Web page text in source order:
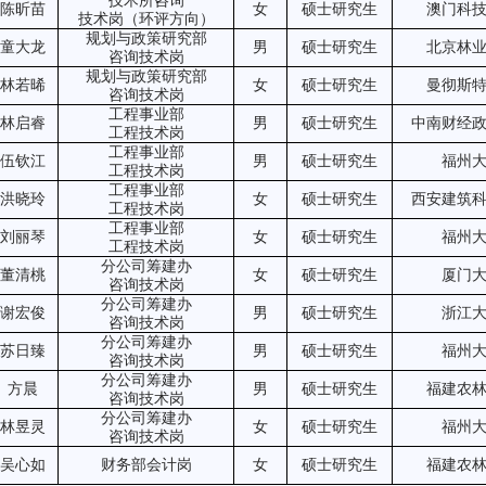
陈昕苗
技术岗（环评方向）
女 硕士研究生 澳门科
童大龙
规划与政策研究部
咨询技术岗
男 硕士研究生 北京林
林若晞
规划与政策研究部
咨询技术岗
女 硕士研究生 曼彻斯
林启睿
工程事业部
工程技术岗
男 硕士研究生 中南财经
伍钦江
工程事业部
工程技术岗
男 硕士研究生 福州
洪晓玲
工程事业部
工程技术岗
女 硕士研究生 西安建筑
刘丽琴
工程事业部
工程技术岗
女 硕士研究生 福州
董清桃
分公司筹建办
咨询技术岗
女 硕士研究生 厦门
谢宏俊
分公司筹建办
咨询技术岗
男 硕士研究生 浙江
苏日臻
分公司筹建办
咨询技术岗
男 硕士研究生 福州
方晨
分公司筹建办
咨询技术岗
男 硕士研究生 福建农
林昱灵
分公司筹建办
咨询技术岗
女 硕士研究生 福州
吴心如 财务部会计岗 女 硕士研究生 福建农